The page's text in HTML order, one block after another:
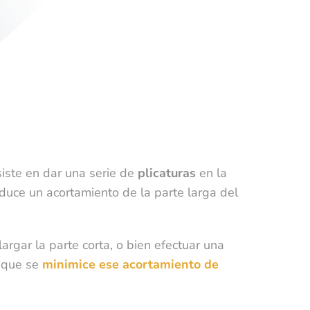
en dar una serie de plicaturas en la
un acortamiento de la parte larga del
la parte corta, o bien efectuar una
se minimice ese acortamiento de